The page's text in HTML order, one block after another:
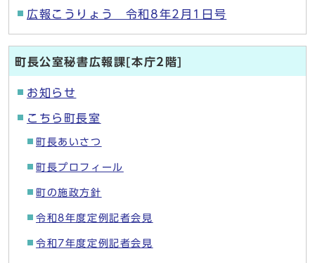
広報こうりょう 令和8年2月1日号
町長公室秘書広報課[本庁2階]
お知らせ
こちら町長室
町長あいさつ
町長プロフィール
町の施政方針
令和8年度定例記者会見
令和7年度定例記者会見